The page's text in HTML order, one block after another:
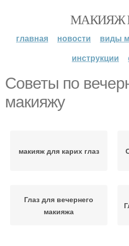
МАКИЯЖ
главная новости виды
инструкции
Советы по
макияжу
макияж для карих глаз
Глаз для вечернего
макияжа